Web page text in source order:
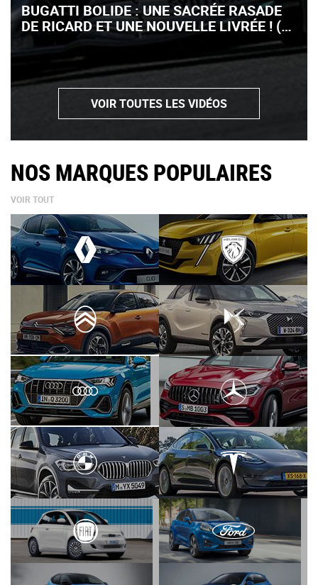
BUGATTI BOLIDE : UNE SACRÉE RASADE
DE RICARD ET UNE NOUVELLE LIVRÉE ! (+
VIDÉO)
VOIR TOUTES LES VIDÉOS
NOS MARQUES POPULAIRES
VOIR TOUT